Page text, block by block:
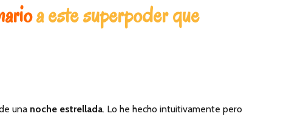
a este superpoder que
una noche estrellada. Lo he hecho intuitivamente pero